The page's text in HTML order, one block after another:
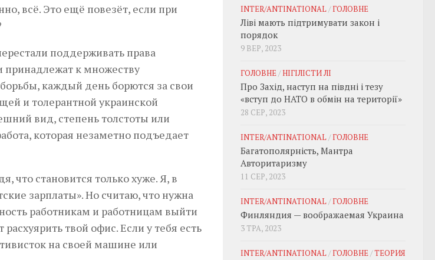
всё. Это ещё повезёт, если при
поддерживать права
принадлежат к множеству
каждый день борются за свои
и толерантной украинской
вид, степень толстоты или
которая незаметно подъедает
что становится только хуже. Я, в
зарплаты». Но считаю, что нужна
работникам и работницам выйти
твой офис. Если у тебя есть
на своей машине или
INTER/ANTINATIONAL/ГОЛОВНЕ
Ліві мають підтримувати закон і
порядок
9 ВЕР, 2023
ГОЛОВНЕ/НІГІЛІСТИ ЛІ
Про Захід, наступ на півдні і тезу
«вступ до НАТО в обмін на території»
28 СЕР, 2023
INTER/ANTINATIONAL/ГОЛОВНЕ
Багатополярність, Мантра
Авторитаризму
11 СЕР, 2023
INTER/ANTINATIONAL/ГОЛОВНЕ
Финляндия — воображаемая Украина
3 ТРА, 2023
INTER/ANTINATIONAL/ГОЛОВНЕ/ТЕОРИЯ